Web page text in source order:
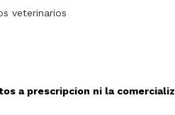
veterinarios
a prescripcion ni la